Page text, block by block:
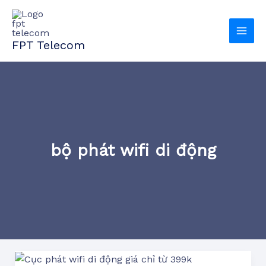
Nhảy
nội
dung
FPT Telecom
bộ phát wifi di động
Cục